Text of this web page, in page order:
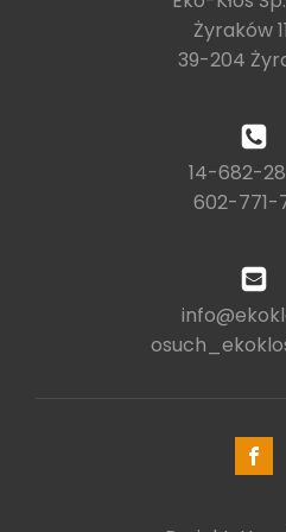
Żyraków
39-204
14-682-
602-771-